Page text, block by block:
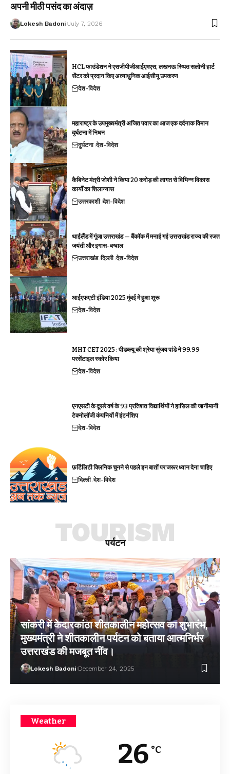
अपनी मीठी पसंद का अंदाज़
Lokesh Badoni July 7, 2026
HCL फाउंडेशन ने एसजीपीजीआईएमएस, लखनऊ स्थित सलोनी हार्ट
सेंटर को प्रदान किए अत्याधुनिक आईसीयू उपकरण
देश-विदेश
महाराष्ट्र के उपमुख्यमंत्री अजित पवार का आज एक दर्दनाक विमान
दुर्घटना में निधन
दुर्घटना देश-विदेश
कैबिनेट मंत्री जोशी ने किया 20 करोड़ की लागत से विभिन्न विकास
कार्यों का शिलान्यास
उत्तरकाशी देश-विदेश
थाईलैंड में गूंजा उत्तराखंड — बैंकॉक में मनाई गई उत्तराखंड राज्य की रजत
जयंती और इगास-बग्वाल
उत्तराखंड दिल्ली देश-विदेश
आईएफएटी इंडिया 2025 मुंबई में हुआ शुरू
देश-विदेश
MHT CET 2025 : पीडब्ल्यू की श्रेया सुंजय पांडे ने 99.99
परसेंटाइल स्कोर किया
देश-विदेश
एनएसटी के दूसरे वर्ष के 93 प्रतिशत विद्यार्थियों ने हासिल की जानीमानी
टेक्नोलॉजी कंपनियों में इंटर्नशिप
देश-विदेश
फ़र्टिलिटी क्लिनिक चुनने से पहले इन बातों पर जरूर ध्यान देना चाहिए
दिल्ली देश-विदेश
पर्यटन
TOURISM
सांकरी में केदारकांठा शीतकालीन महोत्सव का शुभारंभ,
मुख्यमंत्री ने शीतकालीन पर्यटन को बताया आत्मनिर्भर
उत्तराखंड की मजबूत नींव।
Lokesh Badoni December 24, 2025
Weather
26 °C